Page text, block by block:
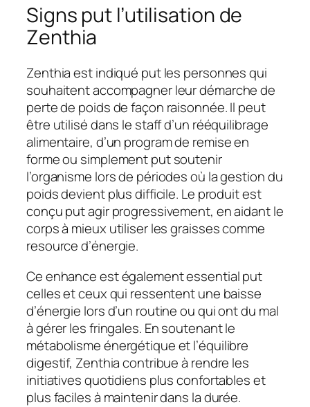
Signs put l’utilisation de
Zenthia
Zenthia est indiqué put les personnes qui
souhaitent accompagner leur démarche de
perte de poids de façon raisonnée. Il peut
être utilisé dans le staff d’un rééquilibrage
alimentaire, d’un program de remise en
forme ou simplement put soutenir
l’organisme lors de périodes où la gestion du
poids devient plus difficile. Le produit est
conçu put agir progressivement, en aidant le
corps à mieux utiliser les graisses comme
resource d’énergie.
Ce enhance est également essential put
celles et ceux qui ressentent une baisse
d’énergie lors d’un routine ou qui ont du mal
à gérer les fringales. En soutenant le
métabolisme énergétique et l’équilibre
digestif, Zenthia contribue à rendre les
initiatives quotidiens plus confortables et
plus faciles à maintenir dans la durée.